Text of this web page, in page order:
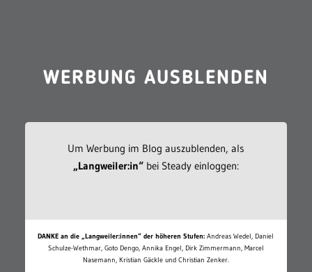
WERBUNG AUSBLENDEN
Um Werbung im Blog auszublenden, als
„Langweiler:in“bei Steady einloggen:
DANKE an die „Langweiler:innen“ der höheren Stufen: Andreas Wedel, Daniel
Schulze-Wethmar, Goto Dengo, Annika Engel, Dirk Zimmermann, Marcel
Nasemann, Kristian Gäckle und Christian Zenker.